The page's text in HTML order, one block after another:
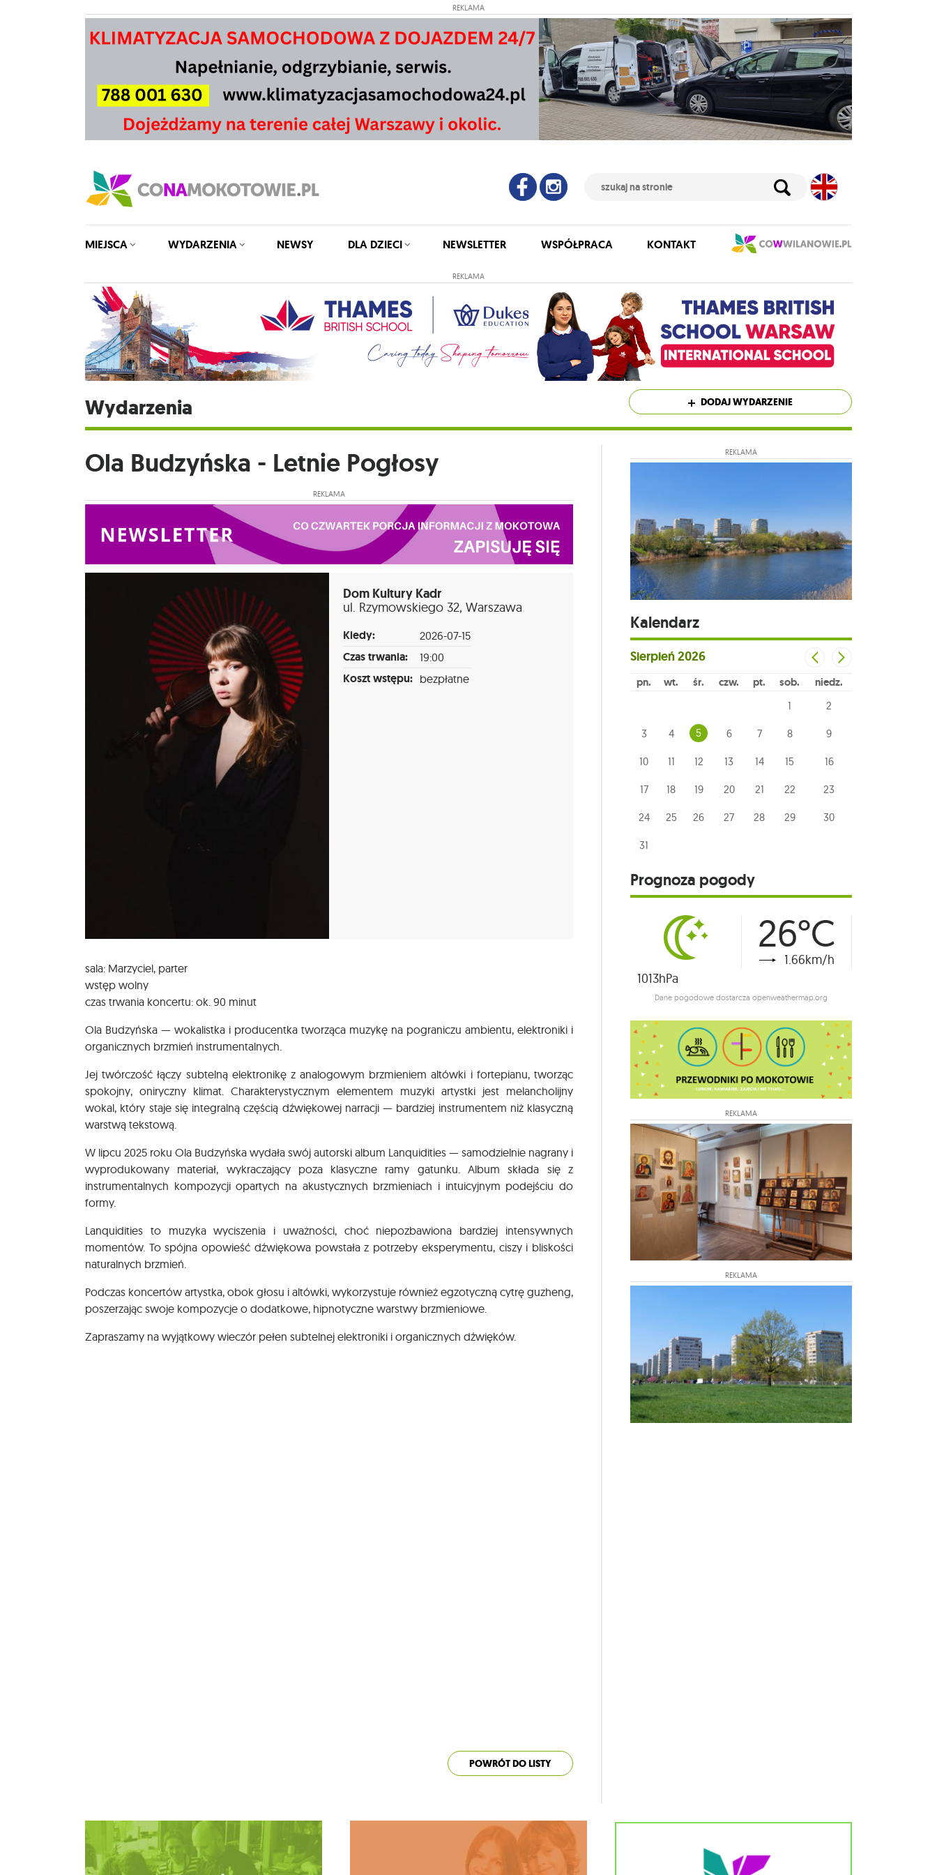
REKLAMA
MIEJSCA WYDARZENIA NEWSY DLA DZIECI NEWSLETTER WSPÓŁPRACA KONTAKT
REKLAMA
Wydarzenia DODAJ WYDARZENIE
Ola Budzyńska - Letnie Pogłosy
REKLAMA
Dom Kultury Kadr
ul. Rzymowskiego 32, Warszawa
Kiedy: 2026-07-15
Czas trwania: 19:00
Koszt wstępu: bezpłatne
sala: Marzyciel, parter
wstęp wolny
czas trwania koncertu: ok. 90 minut
Ola Budzyńska — wokalistka i producentka tworząca muzykę na pograniczu ambientu, elektroniki i
organicznych brzmień instrumentalnych.
Jej twórczość łączy subtelną elektronikę z analogowym brzmieniem altówki i fortepianu, tworząc
spokojny, oniryczny klimat. Charakterystycznym elementem muzyki artystki jest melancholijny
wokal, który staje się integralną częścią dźwiękowej narracji — bardziej instrumentem niż klasyczną
warstwą tekstową.
W lipcu 2025 roku Ola Budzyńska wydała swój autorski album Lanquidities — samodzielnie nagrany i
wyprodukowany materiał, wykraczający poza klasyczne ramy gatunku. Album składa się z
instrumentalnych kompozycji opartych na akustycznych brzmieniach i intuicyjnym podejściu do
formy.
Lanquidities to muzyka wyciszenia i uważności, choć niepozbawiona bardziej intensywnych
momentów. To spójna opowieść dźwiękowa powstała z potrzeby eksperymentu, ciszy i bliskości
naturalnych brzmień.
Podczas koncertów artystka, obok głosu i altówki, wykorzystuje również egzotyczną cytrę guzheng,
poszerzając swoje kompozycje o dodatkowe, hipnotyczne warstwy brzmieniowe.
Zapraszamy na wyjątkowy wieczór pełen subtelnej elektroniki i organicznych dźwięków.
POWRÓT DO LISTY
REKLAMA
Kalendarz
Sierpień2026
pn wt śr czw pt sob niedz
1 2
3 4 5 6 7 8 9
10 11 12 13 14 15 16
17 18 19 20 21 22 23
24 25 26 27 28 29 30
31
Prognoza pogody
26°C
1.66km/h
1013hPa
Dane pogodowe dostarcza openweathermap.org
REKLAMA
REKLAMA
Zobacz więcej